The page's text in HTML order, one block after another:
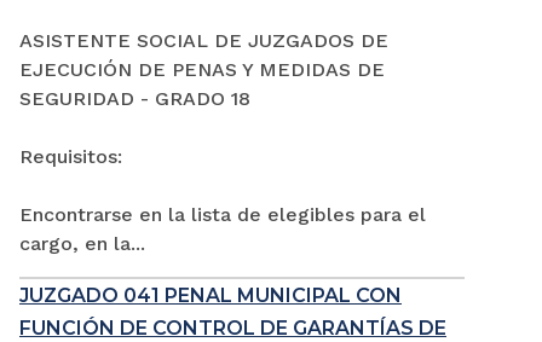
ASISTENTE SOCIAL DE JUZGADOS DE
EJECUCIÓN DE PENAS Y MEDIDAS DE
SEGURIDAD - GRADO 18
Requisitos:
Encontrarse en la lista de elegibles para el
cargo, en la...
JUZGADO 041 PENAL MUNICIPAL CON
FUNCIÓN DE CONTROL DE GARANTÍAS DE